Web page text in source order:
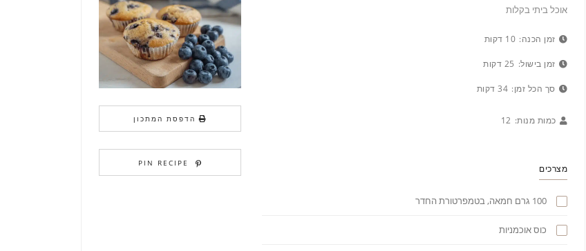
הדפסת המתכון
PIN RECIPE
אוכל ביתי בקלות
זמן הכנה: 10 דקות
זמן בישול: 25 דקות
סך הכל זמן: 34 דקות
כמות מנות: 12
מצרכים
100 גרם חמאה, בטמפרטורת החדר
כוס אוכמניות